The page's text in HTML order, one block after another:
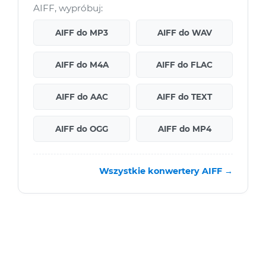
AIFF, wypróbuj:
AIFF do MP3 AIFF do WAV
AIFF do M4A AIFF do FLAC
AIFF do AAC AIFF do TEXT
AIFF do OGG AIFF do MP4
Wszystkie konwertery AIFF →